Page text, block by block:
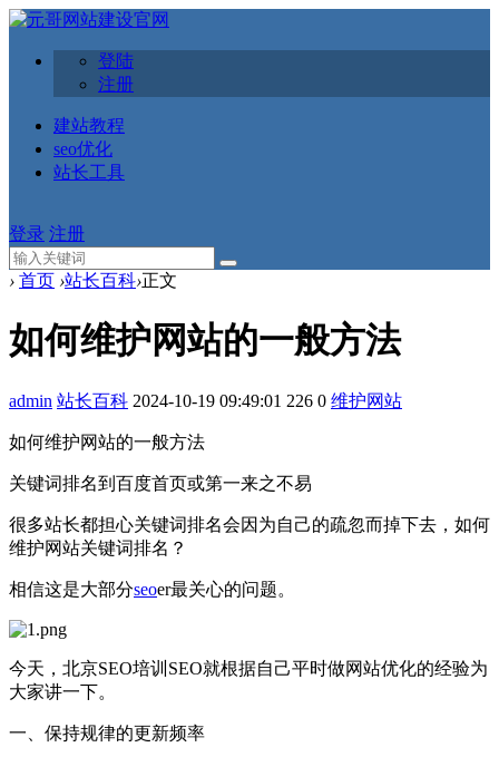
登陆
注册
建站教程
seo优化
站长工具
登录 注册
› 首页 ›站长百科›正文
如何维护网站的一般方法
admin 站长百科 2024-10-19 09:49:01 226 0 维护网站
如何维护网站的一般方法
关键词排名到百度首页或第一来之不易
很多站长都担心关键词排名会因为自己的疏忽而掉下去，如何
维护网站关键词排名？
相信这是大部分seoer最关心的问题。
今天，北京SEO培训SEO就根据自己平时做网站优化的经验为
大家讲一下。
一、保持规律的更新频率